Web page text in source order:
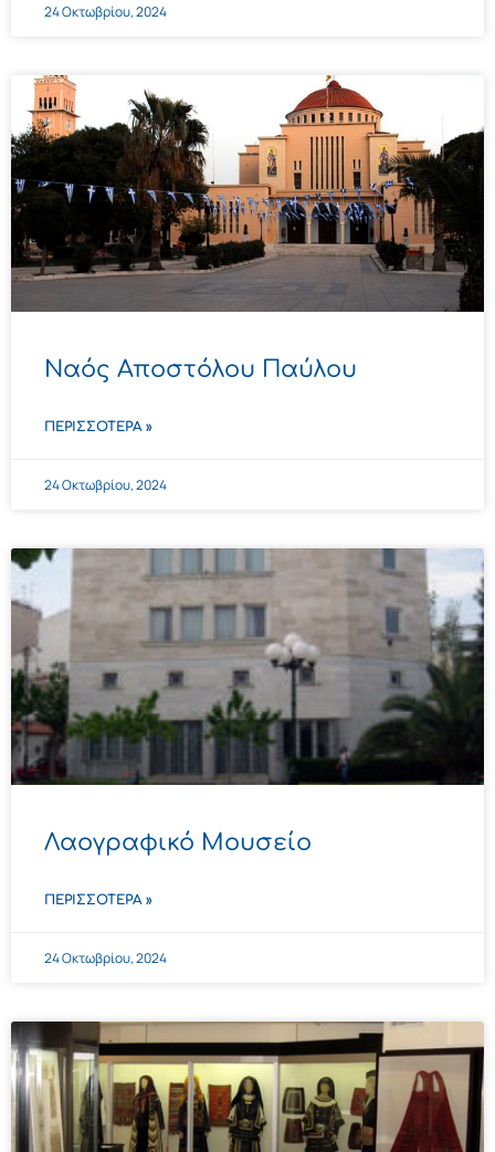
24 Οκτωβρίου, 2024
Ναός Αποστόλου Παύλου
ΠΕΡΙΣΣΌΤΕΡΑ »
24 Οκτωβρίου, 2024
Λαογραφικό Μουσείο
ΠΕΡΙΣΣΌΤΕΡΑ »
24 Οκτωβρίου, 2024